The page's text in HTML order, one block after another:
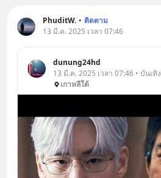
PhuditW. • ติดตาม
13 มี.ค. 2025 เวลา 07:46
dunung24hd
13 มี.ค. 2025 เวลา 07:46 • บันเทิง
เกาหลีใต้